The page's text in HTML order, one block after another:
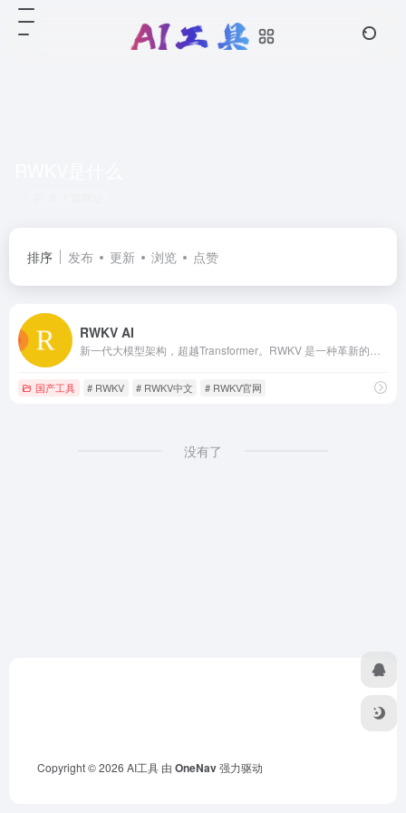
排序 发布 更新 浏览 点赞
RWKV AI
国产工具 # RWKV # RWKV中文 # RWKV官网
没有了
Copyright © 2026 AI工具 由 OneNav强力驱动